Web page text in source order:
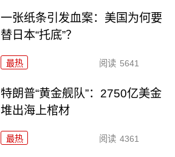
一张纸条引发血案：美国为何要
替日本“托底”？
最热 阅读 5641
特朗普“黄金舰队”：2750亿美金
堆出海上棺材
最热 阅读 4361